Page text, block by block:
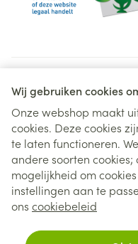
Wij gebruiken cookies
Onze webshop maakt
cookies. Deze cookies
te laten functioneren.
andere soorten
mogelijkheid om
instellingen aan te
ons cookiebeleid
Juridische links